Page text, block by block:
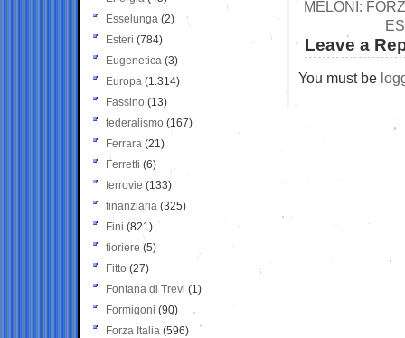
MELONI:
Leave a
You must be
Esselunga (2)
Esteri (784)
Eugenetica (3)
Europa (1.314)
Fassino (13)
federalismo (167)
Ferrara (21)
Ferretti (6)
ferrovie (133)
finanziaria (325)
Fini (821)
fioriere (5)
Fitto (27)
Fontana di Trevi (1)
Formigoni (90)
Forza Italia (596)